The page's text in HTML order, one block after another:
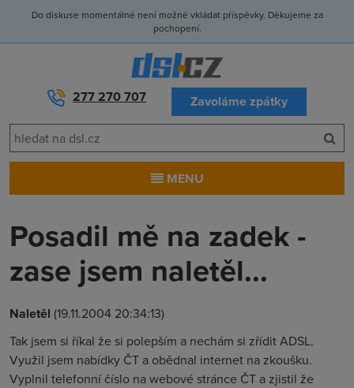
Do diskuse momentálně není možné vkládat příspěvky. Děkujeme za
pochopení.
277 270 707 Zavoláme zpátky
MENU
Posadil mě na zadek -
zase jsem naletěl...
Naletěl (19.11.2004 20:34:13)
Tak jsem si říkal že si polepším a nechám si zřídit ADSL.
Využil jsem nabídky ČT a obědnal internet na zkoušku.
Vyplnil telefonní číslo na webové stránce ČT a zjistil že